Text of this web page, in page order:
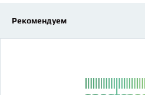
Рекомендуем